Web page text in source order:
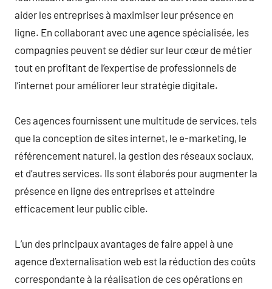
aider les entreprises à maximiser leur présence en
ligne. En collaborant avec une agence spécialisée, les
compagnies peuvent se dédier sur leur cœur de métier
tout en profitant de l’expertise de professionnels de
l’internet pour améliorer leur stratégie digitale.
Ces agences fournissent une multitude de services, tels
que la conception de sites internet, le e-marketing, le
référencement naturel, la gestion des réseaux sociaux,
et d’autres services. Ils sont élaborés pour augmenter la
présence en ligne des entreprises et atteindre
efficacement leur public cible.
L’un des principaux avantages de faire appel à une
agence d’externalisation web est la réduction des coûts
correspondante à la réalisation de ces opérations en